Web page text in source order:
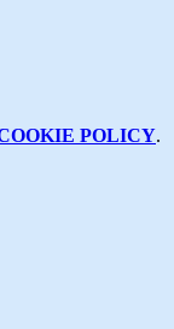
POLICY.